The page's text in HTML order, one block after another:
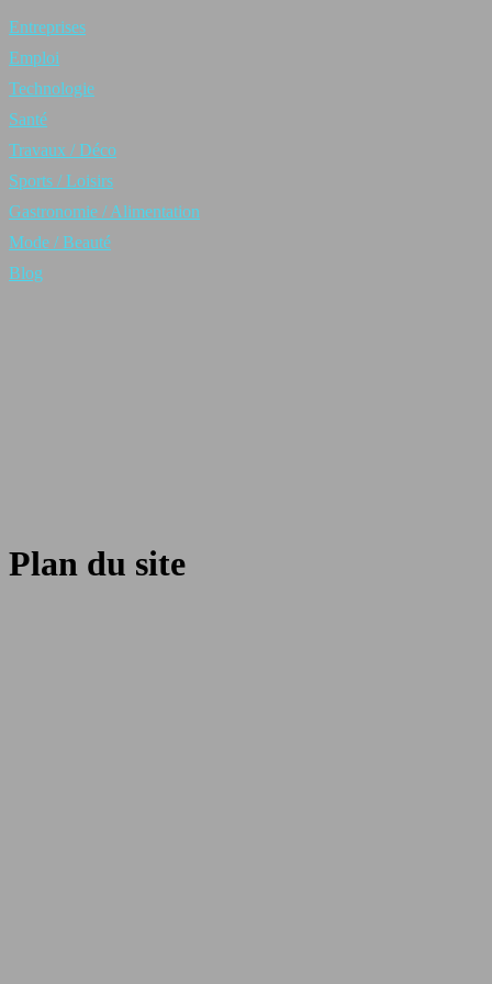
Entreprises
Emploi
Technologie
Santé
Travaux / Déco
Sports / Loisirs
Gastronomie / Alimentation
Mode / Beauté
Blog
Plan du site